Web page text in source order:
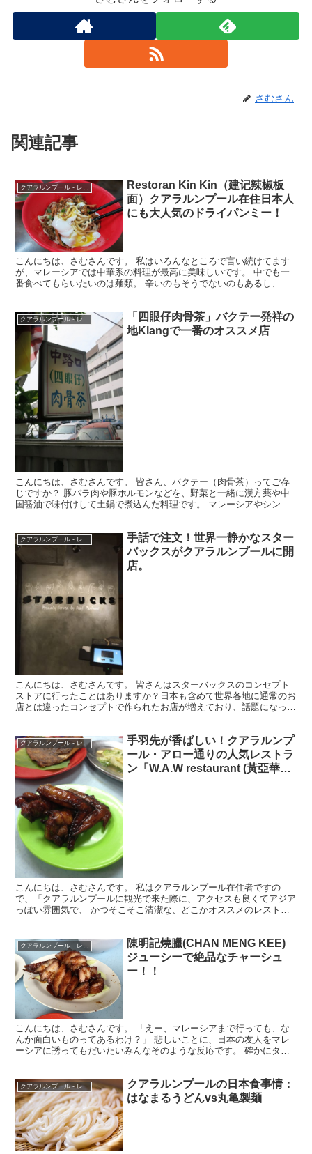
さむさん
関連記事
Restoran Kin Kin（建记辣椒板
面）クアラルンプール在住日本人
にも大人気のドライパンミー！
こんにちは、さむさんです。 私はいろんなところで言い続けてます
が、マレーシアでは中華系の料理が最高に美味しいです。 中でも一
番食べてもらいたいのは麺類。 辛いのもそうでないのもあるし、ク
「四眼仔肉骨茶」バクテー発祥の
地Klangで一番のオススメ店
こんにちは、さむさんです。 皆さん、バクテー（肉骨茶）ってご存
じですか？ 豚バラ肉や豚ホルモンなどを、野菜と一緒に漢方薬や中
国醤油で味付けして土鍋で煮込んだ料理です。 マレーシアやシンガ
クアラルンプール - レストラン
手話で注文！世界一静かなスター
バックスがクアラルンプールに開
店。
こんにちは、さむさんです。 皆さんはスターバックスのコンセプト
ストアに行ったことはありますか？日本も含めて世界各地に通常のお
店とは違ったコンセプトで作られたお店が増えており、話題になって
クアラルンプール - レストラン
手羽先が香ばしい！クアラルンプ
ール・アロー通りの人気レストラ
ン「W.A.W restaurant (黃亞華小
こんにちは、さむさんです。 私はクアラルンプール在住者ですの
で、「クアラルンプールに観光で来た際に、アクセスも良くてアジア
っぽい雰囲気で、 かつそこそこ清潔な、どこかオススメのレストラ
陳明記燒臘(CHAN MENG KEE)
ジューシーで絶品なチャーシュ
ー！！
こんにちは、さむさんです。 「えー、マレーシアまで行っても、な
んか面白いものってあるわけ？」 悲しいことに、日本の友人をマレ
ーシアに誘ってもだいたいみんなそのような反応です。 確かにタイ
クアラルンプール - レストラン
クアラルンプールの日本食事情：
はなまるうどんvs丸亀製麺